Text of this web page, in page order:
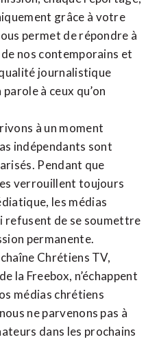
grâce à votre
permet de répondre à
nos contemporains et
journalistique
à ceux qu’on
à un moment
indépendants sont
Pendant que
verrouillent toujours
les médias
refusent de se soumettre
permanente.
Chrétiens TV,
la Freebox, n’échappent
médias chrétiens
ne parvenons pas à
dans les prochains